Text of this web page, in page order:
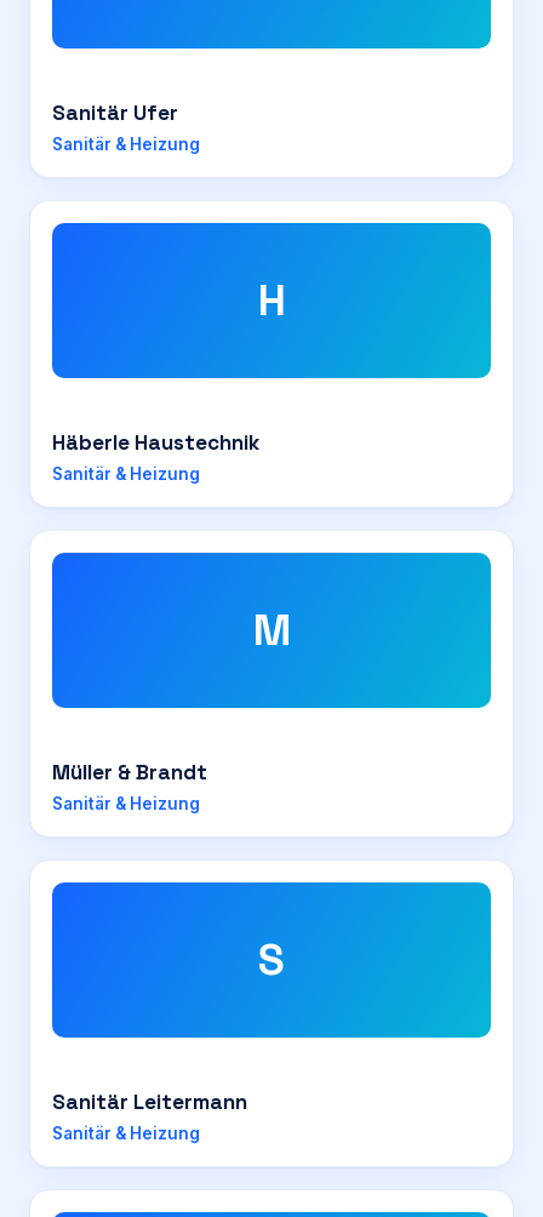
Sanitär Ufer
Sanitär & Heizung
H
Häberle Haustechnik
Sanitär & Heizung
M
Müller & Brandt
Sanitär & Heizung
S
Sanitär Leitermann
Sanitär & Heizung